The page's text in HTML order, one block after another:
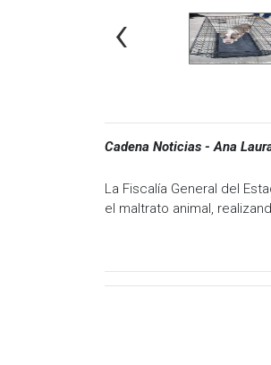
‹
Cadena Noticias - Ana
La Fiscalía General del
el maltrato animal,
El 27 de diciembre de
cateo para un predio